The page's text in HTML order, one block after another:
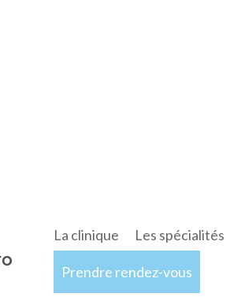
La clinique Les spécialités
Prendre rendez-vous